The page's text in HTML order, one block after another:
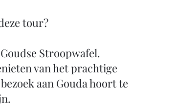
tour?
Stroopwafel.
van het prachtige
aan Gouda hoort te